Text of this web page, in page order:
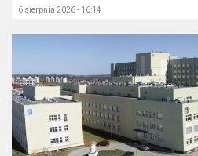
6 sierpnia 2026 - 16:14